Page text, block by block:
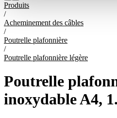
Produits
/
Acheminement des câbles
/
Poutrelle plafonnière
/
Poutrelle plafonnière légère
Poutrelle
inoxydable A4,